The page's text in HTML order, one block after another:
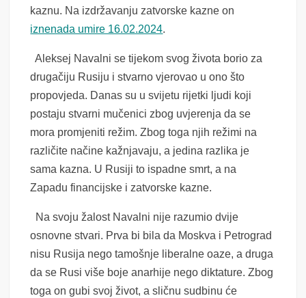
kaznu. Na izdržavanju zatvorske kazne on
iznenada umire 16.02.2024.
Aleksej Navalni se tijekom svog života borio za
drugačiju Rusiju i stvarno vjerovao u ono što
propovjeda. Danas su u svijetu rijetki ljudi koji
postaju stvarni mučenici zbog uvjerenja da se
mora promjeniti režim. Zbog toga njih režimi na
različite načine kažnjavaju, a jedina razlika je
sama kazna. U Rusiji to ispadne smrt, a na
Zapadu financijske i zatvorske kazne.
Na svoju žalost Navalni nije razumio dvije
osnovne stvari. Prva bi bila da Moskva i Petrograd
nisu Rusija nego tamošnje liberalne oaze, a druga
da se Rusi više boje anarhije nego diktature. Zbog
toga on gubi svoj život, a sličnu sudbinu će